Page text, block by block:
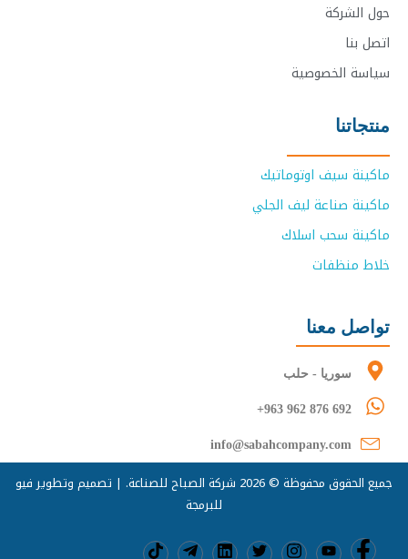
حول الشركة
اتصل بنا
سياسة الخصوصية
منتجاتنا
ماكينة سيف اوتوماتيك
ماكينة صناعة ليف الجلي
ماكينة سحب اسلاك
خلاط منظفات
تواصل معنا
سوريا - حلب
+963 962 876 692
info@sabahcompany.com
جميع الحقوق محفوظة © 2026 شركة الصباح للصناعة. | تصميم وتطوير
فيو
للبرمجة